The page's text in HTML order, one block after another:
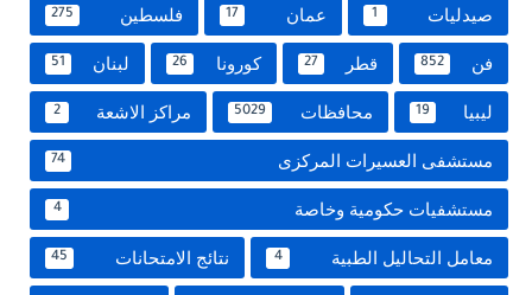
صيدليات 1 عمان 17 فلسطين 275
فن 852 قطر 27 كورونا 26 لبنان 51
ليبيا 19 محافظات 5029 مراكز الاشعة 2
مستشفى العسيرات المركزى 74
مستشفيات حكومية وخاصة 4
معامل التحاليل الطبية 4 نتائج الامتحانات 45